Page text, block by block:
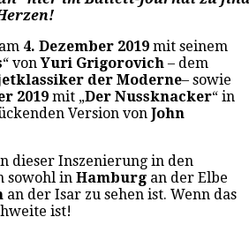
4. Dezember 2019 mit seinem
“ vonYuri Grigorovich – dem
der Moderne– sowie
2019 mit „Der Nussknacker“ in
Version von John
dieser Inszenierung in den
sowohl in Hamburg an der Elbe
an der Isar zu sehen ist. Wenn das
ist!